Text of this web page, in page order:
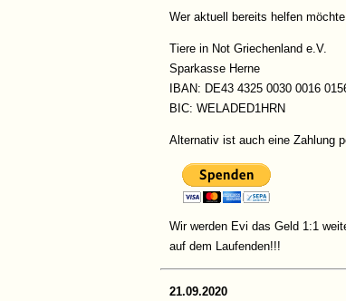
Wer aktuell bereits helfen
Tiere in Not Griechenland e.V.
Sparkasse Herne
IBAN: DE43 4325 0030 0016
BIC: WELADED1HRN
Alternativ ist auch eine Zahlung
Wir werden Evi das Geld 1:1
auf dem Laufenden!!!
21.09.2020